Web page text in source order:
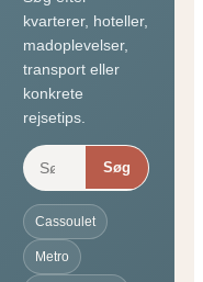
kvarterer, hoteller,
madoplevelser,
transport eller
konkrete
rejsetips.
Søg
Cassoulet
Metro